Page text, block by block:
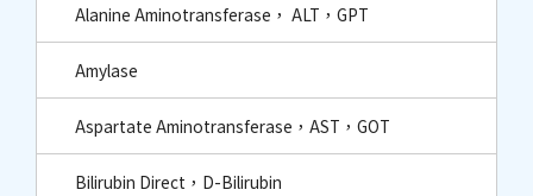
Alanine Aminotransferase， ALT，GPT
Amylase
Aspartate Aminotransferase，AST，GOT
Bilirubin Direct，D-Bilirubin